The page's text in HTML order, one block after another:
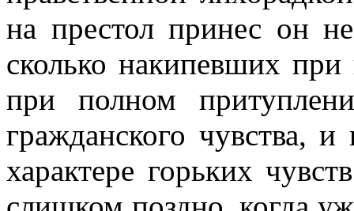
на престол принес он
сколько накипевших при
при полном
гражданского чувства,
характере горьких